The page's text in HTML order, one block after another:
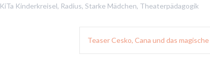
KiTa Kinderkreisel, Radius, Starke Mädchen, Theaterpädagogik
Teaser Cesko, Cana und das